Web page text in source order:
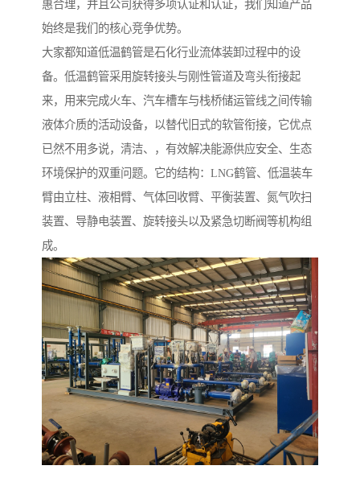
惠合理，并且公司获得多项认证和认证，我们知道产品
始终是我们的核心竞争优势。
大家都知道低温鹤管是石化行业流体装卸过程中的设
备。低温鹤管采用旋转接头与刚性管道及弯头衔接起
来，用来完成火车、汽车槽车与栈桥储运管线之间传输
液体介质的活动设备，以替代旧式的软管衔接，它优点
已然不用多说，清洁、，有效解决能源供应安全、生态
环境保护的双重问题。它的结构：LNG鹤管、低温装车
臂由立柱、液相臂、气体回收臂、平衡装置、氮气吹扫
装置、导静电装置、旋转接头以及紧急切断阀等机构组
成。